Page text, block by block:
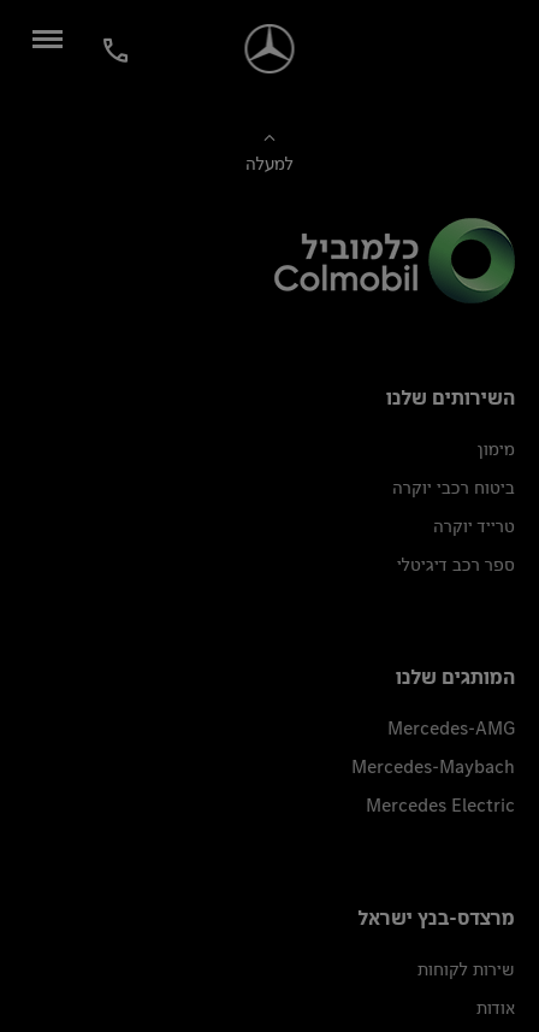
למעלה
השירותים שלנו
מימון
ביטוח רכבי יוקרה
טרייד יוקרה
ספר רכב דיגיטלי
המותגים שלנו
Mercedes-AMG
Mercedes-Maybach
Mercedes Electric
מרצדס-בנץ ישראל
שירות לקוחות
אודות